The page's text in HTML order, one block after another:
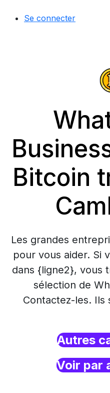
Se connecter
Bitcoin
Les grandes
pour vous aider. Si
dans {ligne2}, vous
sélection de
Contactez-les.
Autres
Voir par